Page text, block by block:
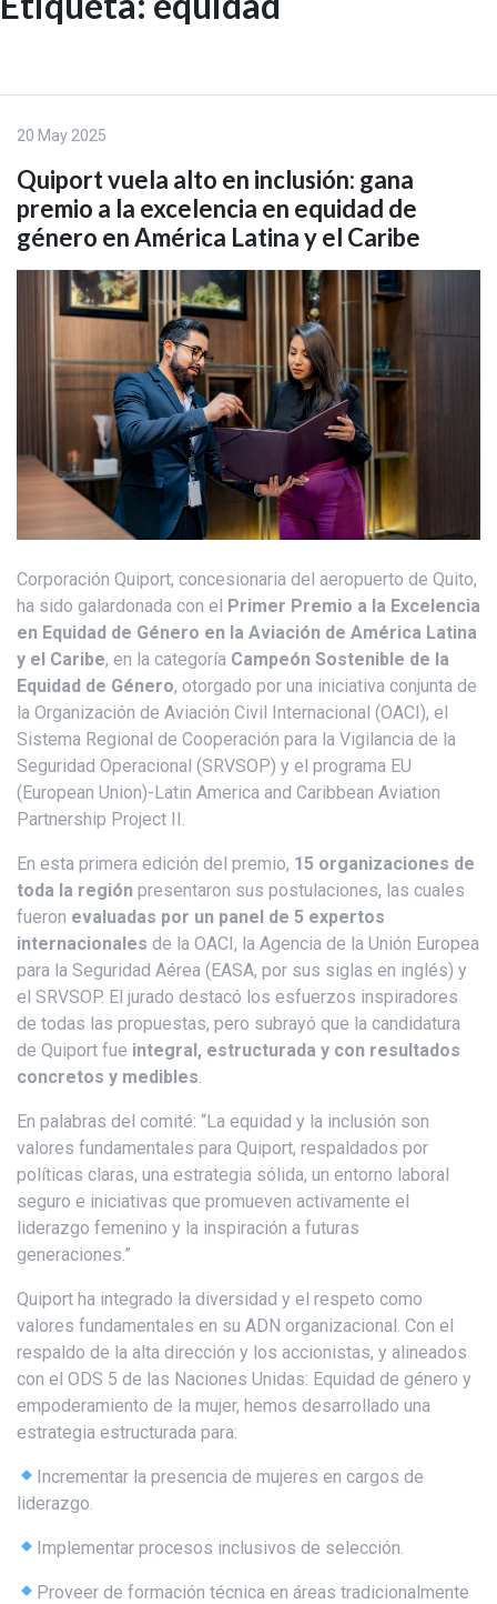
Skip
20 May 2025
Quiport vuela alto en inclusión: gana
premio a la excelencia en equidad de
género en América Latina y el Caribe
Corporación Quiport, concesionaria del aeropuerto de Quito,
ha sido galardonada con el Primer Premio a la Excelencia
en Equidad de Género en la Aviación de América Latina
y el Caribe, en la categoría Campeón Sostenible de la
Equidad de Género, otorgado por una iniciativa conjunta de
la Organización de Aviación Civil Internacional (OACI), el
Sistema Regional de Cooperación para la Vigilancia de la
Seguridad Operacional (SRVSOP) y el programa EU
(European Union)-Latin America and Caribbean Aviation
Partnership Project II.
En esta primera edición del premio, 15 organizaciones de
toda la región presentaron sus postulaciones, las cuales
fueron evaluadas por un panel de 5 expertos
internacionales de la OACI, la Agencia de la Unión Europea
para la Seguridad Aérea (EASA, por sus siglas en inglés) y
el SRVSOP. El jurado destacó los esfuerzos inspiradores
de todas las propuestas, pero subrayó que la candidatura
de Quiport fue integral, estructurada y con resultados
concretos y medibles
En palabras del comité: “La equidad y la inclusión son
valores fundamentales para Quiport, respaldados por
políticas claras, una estrategia sólida, un entorno laboral
seguro e iniciativas que promueven activamente el
liderazgo femenino y la inspiración a futuras
generaciones.”
Quiport ha integrado la diversidad y el respeto como
valores fundamentales en su ADN organizacional. Con el
respaldo de la alta dirección y los accionistas, y alineados
con el ODS 5 de las Naciones Unidas: Equidad de género y
empoderamiento de la mujer, hemos desarrollado una
estrategia estructurada para:
Incrementar la presencia de mujeres en cargos de
liderazgo.
Implementar procesos inclusivos de selección.
Proveer de formación técnica en áreas tradicionalmente